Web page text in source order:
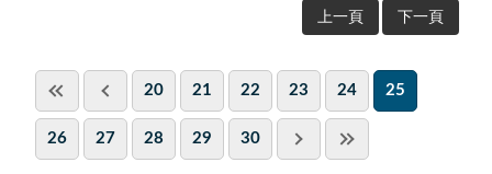
上一頁 下一頁
20 21 22 23 24 25
26 27 28 29 30